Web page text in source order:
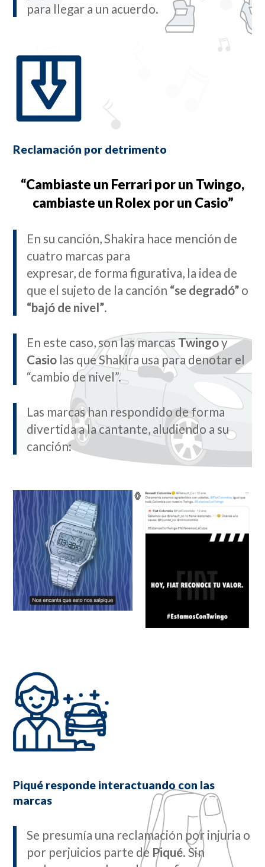
para llegar a un acuerdo.
Reclamación por detrimento
“Cambiaste un Ferrari por un Twingo,
cambiaste un Rolex por un Casio”
En su canción, Shakira hace mención de
cuatro marcas para
expresar, de forma figurativa, la idea de
que el sujeto de la canción “se degradó” o
“bajó de nivel”.
En este caso, son las marcasTwingoy
Casio las que Shakira usa para denotar el
“cambio de nivel”.
Las marcas han respondido de forma
divertida a la cantante, aludiendo a su
canción:
Piqué responde interactuando con las
marcas
Se presumía una reclamación por injuria o
por perjuicios parte de Piqué. Sin